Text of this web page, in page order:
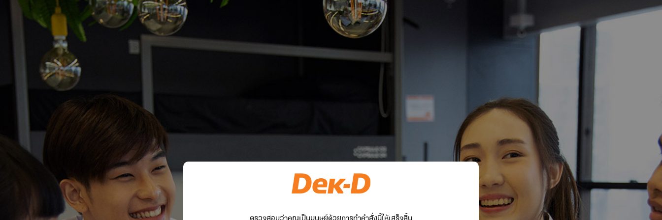
ตรวจสอบว่าคุณเป็นมนุษย์ด้วยการทำคำสั่งนี้ให้เสร็จสิ้น